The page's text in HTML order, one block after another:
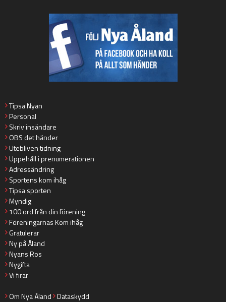
Tipsa Nyan
Personal
Skriv insändare
OBS det händer
Utebliven tidning
Uppehåll i prenumerationen
Adressändring
Sportens kom ihåg
Tipsa sporten
Myndig
100 ord från din förening
Föreningarnas Kom ihåg
Gratulerar
Ny på Åland
Nyans Ros
Nygifta
Vi firar
Om Nya Åland Dataskydd